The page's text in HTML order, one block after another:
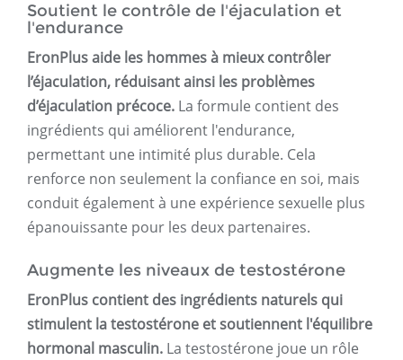
Soutient le contrôle de l'éjaculation et
l'endurance
EronPlus aide les hommes à mieux contrôler
l’éjaculation, réduisant ainsi les problèmes
d’éjaculation précoce. La formule contient des
ingrédients qui améliorent l'endurance,
permettant une intimité plus durable. Cela
renforce non seulement la confiance en soi, mais
conduit également à une expérience sexuelle plus
épanouissante pour les deux partenaires.
Augmente les niveaux de testostérone
EronPlus contient des ingrédients naturels qui
stimulent la testostérone et soutiennent l'équilibre
hormonal masculin. La testostérone joue un rôle